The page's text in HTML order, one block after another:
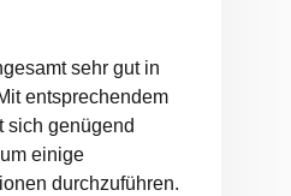
sehr gut in
entsprechendem
sich genügend
einige
durchzuführen.